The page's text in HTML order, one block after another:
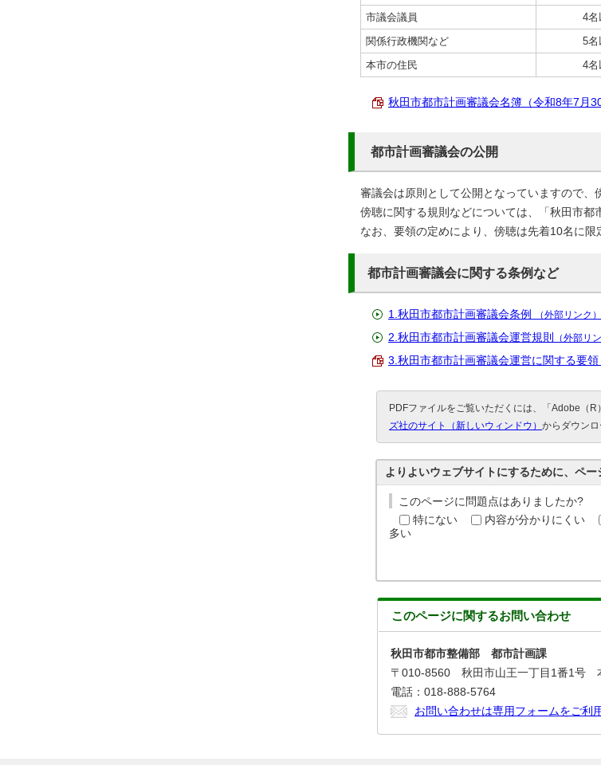
市議会議員
4名
関係行政機関など
5名
本市の住民
4名
秋田市都市計画審議会名簿（令和8年7月
都市計画審議会の公開
審議会は原則として公開となっていますので、
傍聴に関する規則などについては、「秋田市都
なお、要領の定めにより、傍聴は先着10名に限
都市計画審議会に関する条例など
1.秋田市都市計画審議会条例 （外部リンク）
2.秋田市都市計画審議会運営規則 （外部リ
3.秋田市都市計画審議会運営に関する要領
PDFファイルをご覧いただくには、「Adobe（
ズ社のサイト（新しいウィンドウ） からダウンロ
よりよいウェブサイトにするために、ペー
このページに問題点はありましたか?
特にない
内容が分かりにくい
多い
このページに関するお問い合わせ
秋田市都市整備部 都市計画課
〒010-8560 秋田市山王一丁目1番1号
電話：018-888-5764
お問い合わせは専用フォームをご利